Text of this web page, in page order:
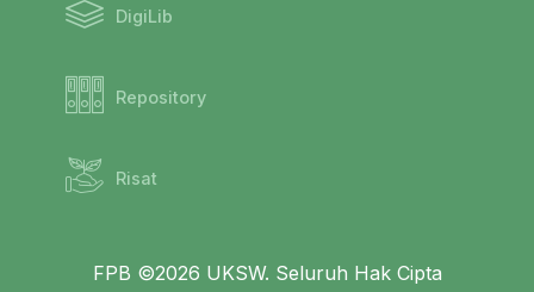
DigiLib
Repository
Risat
FPB ©2026 UKSW. Seluruh Hak Cipta